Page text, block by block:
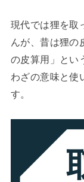
現代では狸を取
んが、昔は狸の
の皮算用」とい
わざの意味と使
す。